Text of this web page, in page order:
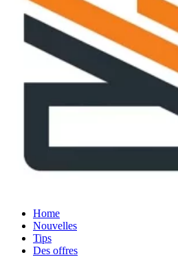
Home
Nouvelles
Tips
Des offres